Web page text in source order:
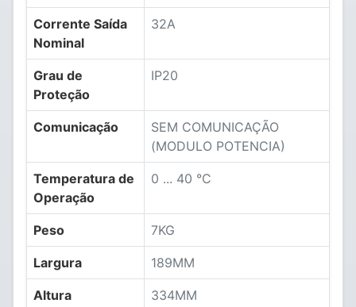
Corrente Saída
Nominal
32A
Grau de
Proteção
IP20
Comunicação
SEM COMUNICAÇÃO
(MODULO POTENCIA)
Temperatura de
Operação
0 ... 40 °C
Peso 7KG
Largura 189MM
Altura 334MM